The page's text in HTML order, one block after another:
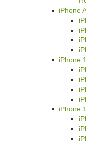
iPhone
iPhone
iPhone